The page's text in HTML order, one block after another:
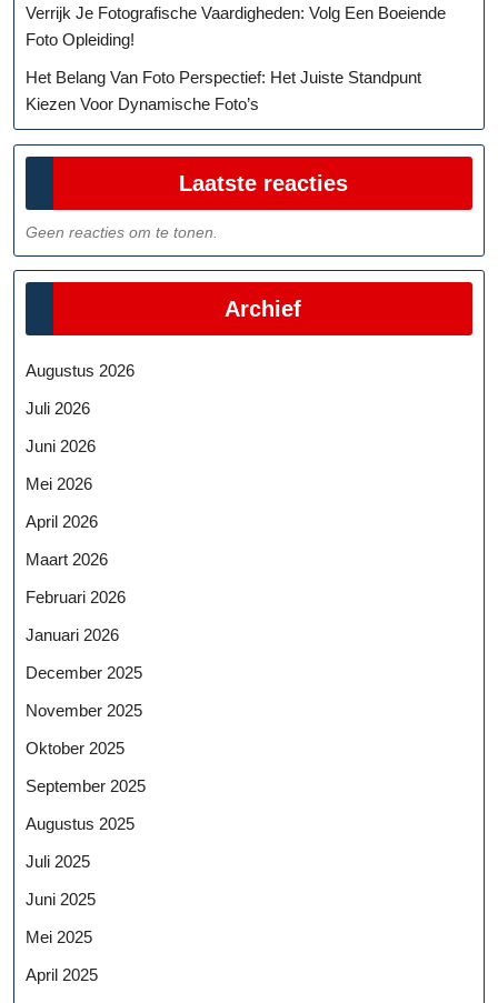
Verrijk Je Fotografische Vaardigheden: Volg Een Boeiende
Foto Opleiding!
Het Belang Van Foto Perspectief: Het Juiste Standpunt
Kiezen Voor Dynamische Foto’s
Laatste reacties
Geen reacties om te tonen.
Archief
Augustus 2026
Juli 2026
Juni 2026
Mei 2026
April 2026
Maart 2026
Februari 2026
Januari 2026
December 2025
November 2025
Oktober 2025
September 2025
Augustus 2025
Juli 2025
Juni 2025
Mei 2025
April 2025